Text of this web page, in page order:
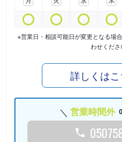
※営業日・相談可能日が変更となる場
わせくださ
詳しくはこ
営業時間外